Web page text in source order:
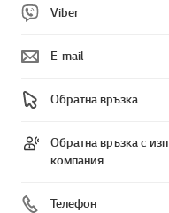
Viber
E-mail
Обратна връзка
Обратна връзка с
компания
Телефон